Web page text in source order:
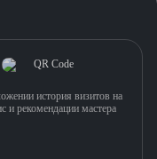
история визитов на
и рекомендации мастера